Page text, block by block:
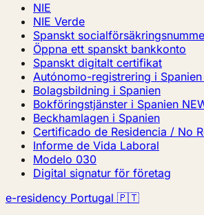
NIE
NIE Verde
Spanskt
Öppna ett spanskt bankkonto
Spanskt digitalt certifikat
Autónomo-registrering i Spanien
Bolagsbildning i Spanien
Bokföringstjänster i Spanien
Beckhamlagen i Spanien
Certificado de Residencia / No
Informe de Vida Laboral
Modelo 030
Digital signatur för företag
e-residency Portugal 🇵🇹